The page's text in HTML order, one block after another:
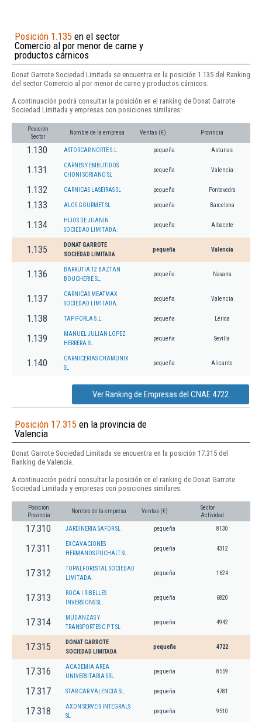
Posición 1.135 en el sector
Comercio al por menor de carne y
productos cárnicos
Donat Garrote Sociedad Limitada se encuentra en la posición 1.135 del Ranking
del sector Comercio al por menor de carne y productos cárnicos.
A continuación podrá consultar la posición en el ranking de Donat Garrote
Sociedad Limitada y empresas con posiciones similares:
Posición
Sector
Nombre de la empresa Ventas (€) Provincia
1.130 ASTORCAR NORTE S.L. pequeña Asturias
1.131
CARNES Y EMBUTIDOS
CHONI SORIANO SL
pequeña Valencia
1.132 CARNICAS LASEIRAS SL pequeña Pontevedra
1.133 ALOS GOURMET SL pequeña Barcelona
1.134
HIJOS DE JUANIN
SOCIEDAD LIMITADA.
pequeña Albacete
1.135
DONAT GARROTE
SOCIEDAD LIMITADA
pequeña Valencia
1.136
BARRUTIA 12 BAZTAN
BOUCHERIE SL.
pequeña Navarra
1.137
CARNICAS MEATMAX
SOCIEDAD LIMITADA.
pequeña Valencia
1.138 TAPIFORLA S.L. pequeña Lérida
1.139
MANUEL JULIAN LOPEZ
HERRERA SL
pequeña Sevilla
1.140
CARNICERIAS CHAMONIX
SL
pequeña Alicante
Ver Ranking de Empresas del CNAE 4722
Posición 17.315 en la provincia de
Valencia
Donat Garrote Sociedad Limitada se encuentra en la posición 17.315 del
Ranking de Valencia.
A continuación podrá consultar la posición en el ranking de Donat Garrote
Sociedad Limitada y empresas con posiciones similares:
Posición
Provincia
Nombre de la empresa Ventas (€)
Sector
Actividad
17.310 JARDINERIA SAFOR SL pequeña 8130
17.311
EXCAVACIONES
HERMANOS PUCHALT SL
pequeña 4312
17.312
TOPALFORESTAL SOCIEDAD
LIMITADA.
pequeña 1624
17.313
ROCA I RIBELLES
INVERSIONS SL.
pequeña 6820
17.314
MUDANZAS Y
TRANSPORTES C P T SL
pequeña 4942
17.315
DONAT GARROTE
SOCIEDAD LIMITADA
pequeña 4722
17.316
ACADEMIA AREA
UNIVERSITARIA SRL
pequeña 8559
17.317 STAR CAR VALENCIA SL. pequeña 4781
17.318
AXON SERVEIS INTEGRALS
SL
pequeña 9510